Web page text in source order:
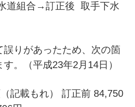
道組合→訂正後 取手下水
誤りがあったため、次の箇
。（平成23年2月14日）
記載もれ） 訂正前 84,750